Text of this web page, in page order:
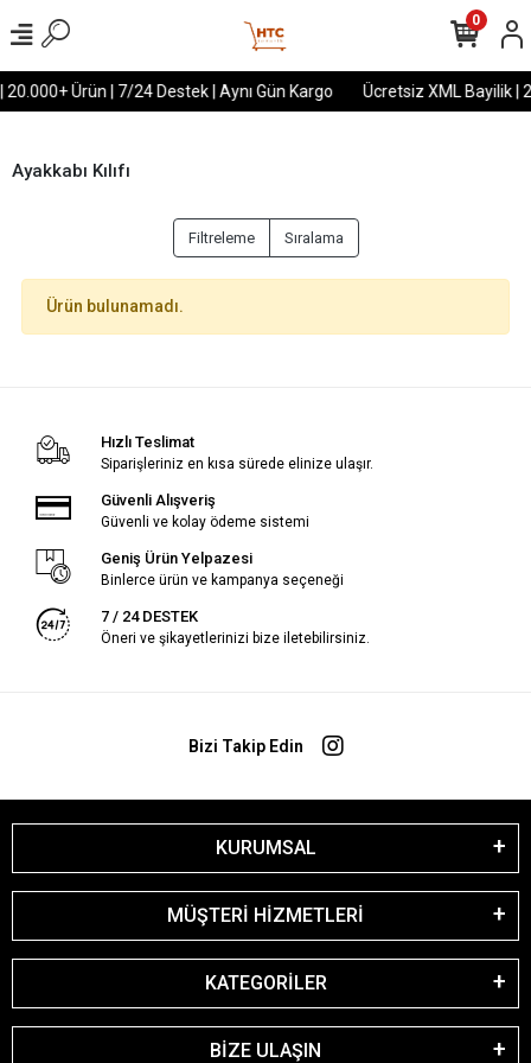
Ürün | 7/24 Destek | Aynı Gün Kargo Ücretsiz XML Bayilik |
0
Ayakkabı Kılıfı
Filtreleme Sıralama
Ürün bulunamadı.
Hızlı Teslimat
Siparişleriniz en kısa sürede elinize ulaşır.
Güvenli Alışveriş
Güvenli ve kolay ödeme sistemi
Geniş Ürün Yelpazesi
Binlerce ürün ve kampanya seçeneği
7 / 24 DESTEK
Öneri ve şikayetlerinizi bize iletebilirsiniz.
Bizi Takip Edin
KURUMSAL
MÜŞTERİ HİZMETLERİ
KATEGORİLER
BİZE ULAŞIN